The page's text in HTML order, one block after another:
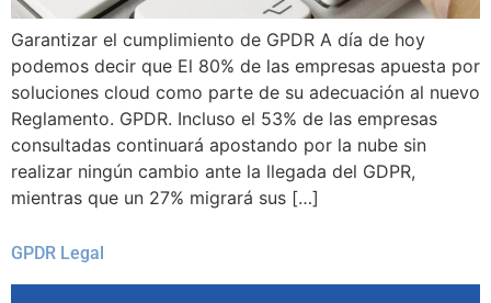
Garantizar el cumplimiento de GPDR A día de hoy
podemos decir que El 80% de las empresas apuesta por
soluciones cloud como parte de su adecuación al nuevo
Reglamento. GPDR. Incluso el 53% de las empresas
consultadas continuará apostando por la nube sin
realizar ningún cambio ante la llegada del GDPR,
mientras que un 27% migrará sus […]
GPDR Legal